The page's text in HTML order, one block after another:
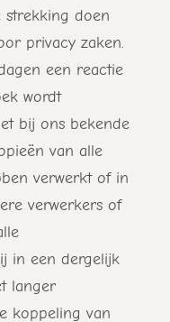
strekking doen
privacy zaken.
een reactie
wordt
bij ons bekende
van alle
verwerkt of in
verwerkers of
in een dergelijk
langer
koppeling van